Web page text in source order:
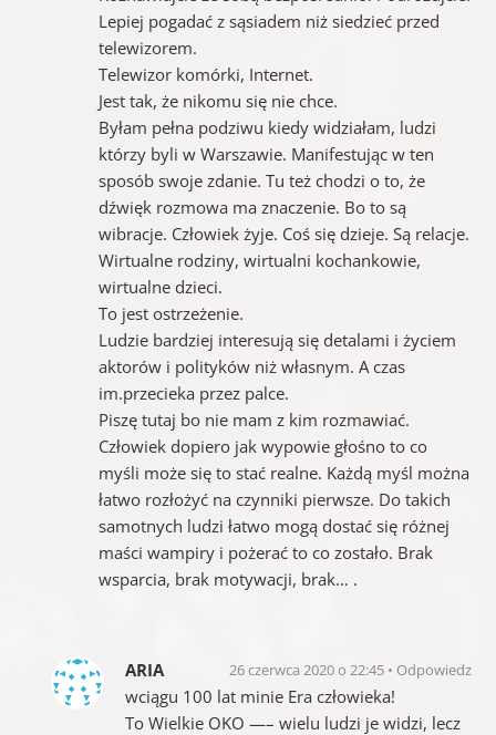
Lepiej pogadać z sąsiadem niż siedzieć przed
telewizorem.
Telewizor komórki, Internet.
Jest tak, że nikomu się nie chce.
Byłam pełna podziwu kiedy widziałam, ludzi
którzy byli w Warszawie. Manifestując w ten
sposób swoje zdanie. Tu też chodzi o to, że
dźwięk rozmowa ma znaczenie. Bo to są
wibracje. Człowiek żyje. Coś się dzieje. Są relacje.
Wirtualne rodziny, wirtualni kochankowie,
wirtualne dzieci.
To jest ostrzeżenie.
Ludzie bardziej interesują się detalami i życiem
aktorów i polityków niż własnym. A czas
im.przecieka przez palce.
Piszę tutaj bo nie mam z kim rozmawiać.
Człowiek dopiero jak wypowie głośno to co
myśli może się to stać realne. Każdą myśl można
łatwo rozłożyć na czynniki pierwsze. Do takich
samotnych ludzi łatwo mogą dostać się różnej
maści wampiry i pożerać to co zostało. Brak
wsparcia, brak motywacji, brak… .
ARIA 26 czerwca 2020 o 22:45 Odpowiedz
wciągu 100 lat minie Era człowieka!
To Wielkie OKO —– wielu ludzi je widzi, lecz